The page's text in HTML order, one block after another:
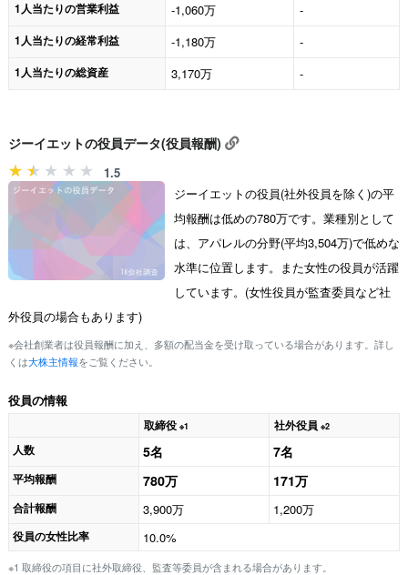
1人当たりの営業利益 -1,060万 -
1人当たりの経常利益 -1,180万 -
1人当たりの総資産 3,170万 -
ジーイエットの役員データ(役員報酬)
1.5
ジーイエットの役員(社外役員を除く)の平
均報酬は低めの780万です。業種別として
は、アパレルの分野(平均3,504万)で低めな
水準に位置します。また女性の役員が活躍
しています。(女性役員が監査委員など社
外役員の場合もあります)
※会社創業者は役員報酬に加え、多額の配当金を受け取っている場合があります。詳し
くは大株主情報をご覧ください。
役員の情報
取締役 ※1 社外役員 ※2
人数 5名 7名
平均報酬 780万 171万
合計報酬 3,900万 1,200万
役員の女性比率 10.0%
※1 取締役の項目に社外取締役、監査等委員が含まれる場合があります。